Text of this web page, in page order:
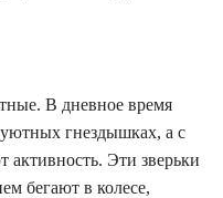
В дневное время
гнездышках, а с
активность. Эти зверьки
бегают в колесе,